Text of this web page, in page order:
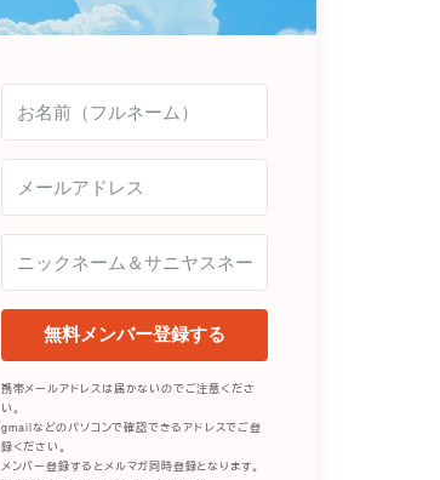
無料メンバー登録する
携帯メールアドレスは届かないのでご注意くださ
い。
gmailなどのパソコンで確認できるアドレスでご登
録ください。
メンバー登録するとメルマガ同時登録となります。